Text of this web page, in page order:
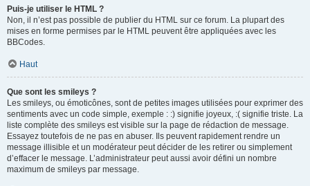
Puis-je utiliser le HTML ?
Non, il n’est pas possible de publier du HTML sur ce forum. La plupart des
mises en forme permises par le HTML peuvent être appliquées avec les
BBCodes.
Haut
Que sont les smileys ?
Les smileys, ou émoticônes, sont de petites images utilisées pour exprimer des
sentiments avec un code simple, exemple : :) signifie joyeux, :( signifie triste. La
liste complète des smileys est visible sur la page de rédaction de message.
Essayez toutefois de ne pas en abuser. Ils peuvent rapidement rendre un
message illisible et un modérateur peut décider de les retirer ou simplement
d’effacer le message. L’administrateur peut aussi avoir défini un nombre
maximum de smileys par message.